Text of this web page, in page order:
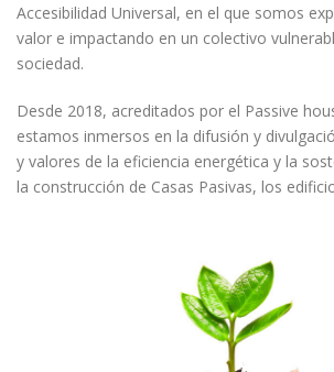
Accesibilidad Universal, en el que somos
valor e impactando en un colectivo
sociedad.
Desde 2018, acreditados por el Passive
estamos inmersos en la difusión y
y valores de la eficiencia energética y la
la construcción de Casas Pasivas, los